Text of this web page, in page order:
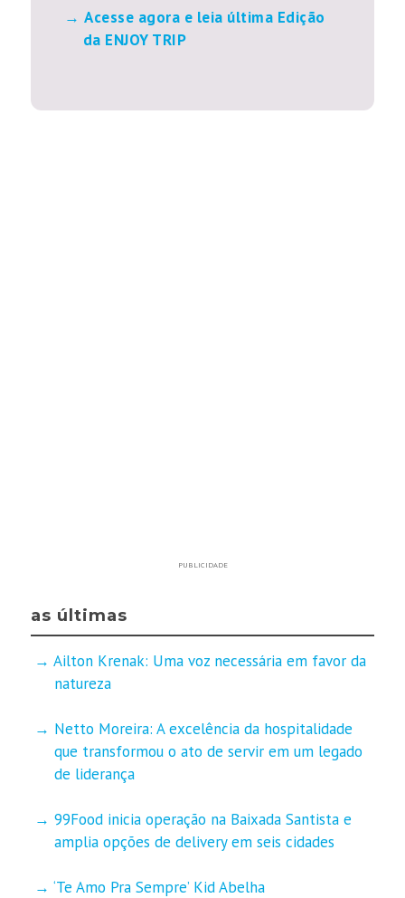
Acesse agora e leia última Edição
da ENJOY TRIP
PUBLICIDADE
as últimas
Ailton Krenak: Uma voz necessária em favor da
natureza
Netto Moreira: A excelência da hospitalidade
que transformou o ato de servir em um legado
de liderança
99Food inicia operação na Baixada Santista e
amplia opções de delivery em seis cidades
‘Te Amo Pra Sempre’ Kid Abelha